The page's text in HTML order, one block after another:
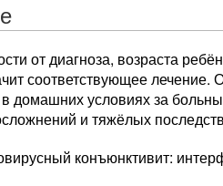
от диагноза, возраста
соответствующее лечение.
домашних условиях за
и тяжёлых
конъюнктивит: